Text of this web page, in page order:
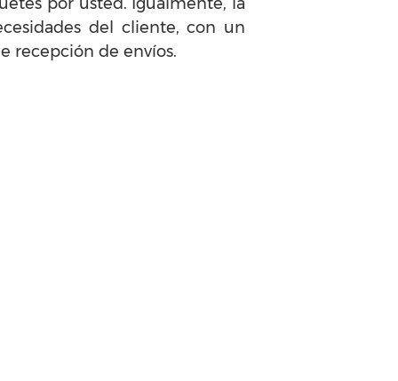
del cliente, con un
recepción de envíos.